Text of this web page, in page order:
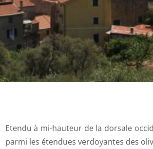
Etendu à mi-hauteur de la dorsale
parmi les étendues verdoyantes des